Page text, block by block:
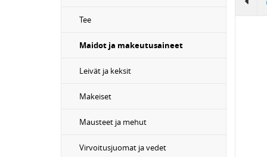
Tee
Maidot ja makeutusaineet
Leivät ja keksit
Makeiset
Mausteet ja mehut
Virvoitusjuomat ja vedet